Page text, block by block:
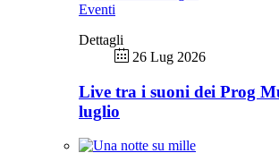
Eventi
Dettagli
26 Lug 2026
Live tra i suoni dei Prog
luglio